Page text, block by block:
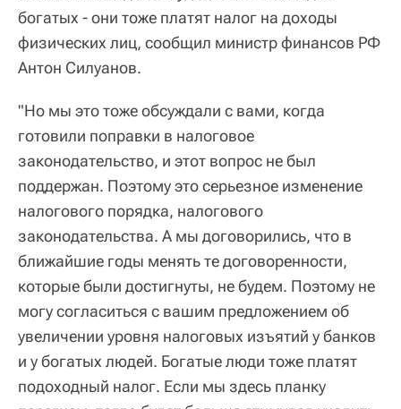
богатых - они тоже платят налог на доходы
физических лиц, сообщил министр финансов РФ
Антон Силуанов.
"Но мы это тоже обсуждали с вами, когда
готовили поправки в налоговое
законодательство, и этот вопрос не был
поддержан. Поэтому это серьезное изменение
налогового порядка, налогового
законодательства. А мы договорились, что в
ближайшие годы менять те договоренности,
которые были достигнуты, не будем. Поэтому не
могу согласиться с вашим предложением об
увеличении уровня налоговых изъятий у банков
и у богатых людей. Богатые люди тоже платят
подоходный налог. Если мы здесь планку